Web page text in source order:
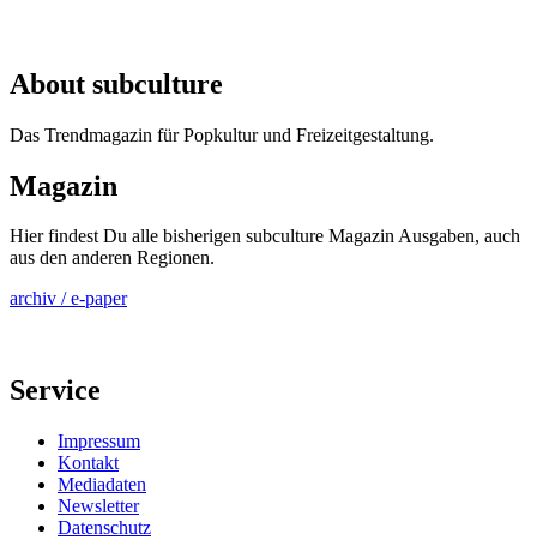
About subculture
Das Trendmagazin für Popkultur und Freizeitgestaltung.
Magazin
Hier findest Du alle bisherigen subculture Magazin Ausgaben, auch
aus den anderen Regionen.
archiv / e-paper
Service
Impressum
Kontakt
Mediadaten
Newsletter
Datenschutz